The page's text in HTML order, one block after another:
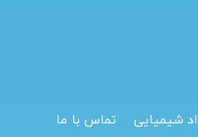
شیمیایی تماس با ما